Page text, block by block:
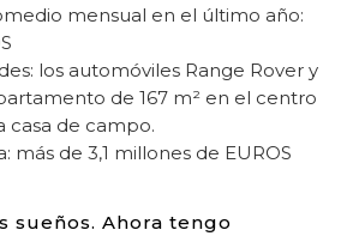
mensual en el último año:
los automóviles Range Rover y
de 167 m² en el centro
casa de campo.
más de 3,1 millones de EUROS
sueños. Ahora tengo